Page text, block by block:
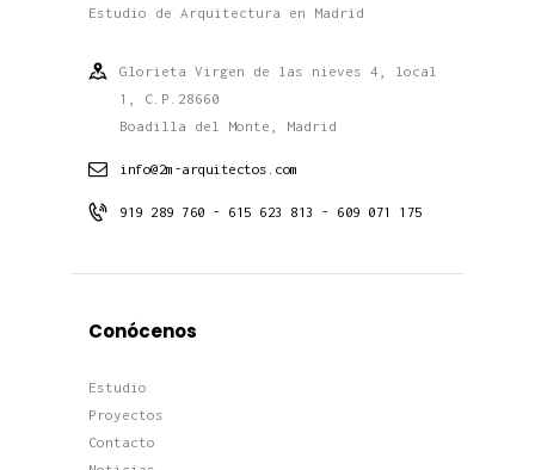
Estudio de Arquitectura en Madrid
Glorieta Virgen de las nieves 4, local
1, C.P.28660
Boadilla del Monte, Madrid
info@2m-arquitectos.com
919 289 760 - 615 623 813 - 609 071 175
Conócenos
Estudio
Proyectos
Contacto